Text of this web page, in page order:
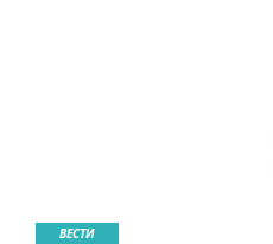
ВЕСТИ